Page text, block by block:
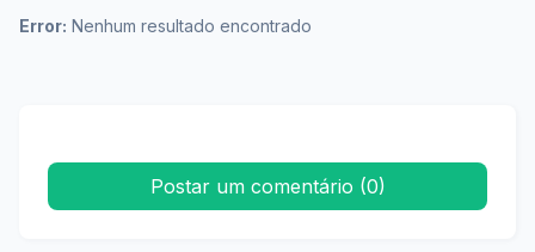
Error: Nenhum resultado encontrado
Postar um comentário (0)